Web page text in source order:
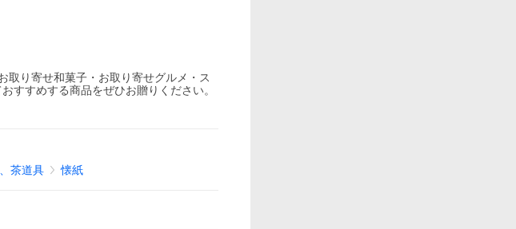
取り寄せ和菓子・お取り寄せグルメ・ス
すすめする商品をぜひお贈りください。
茶道具 懐紙